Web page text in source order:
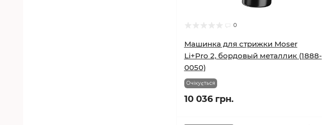
0
Машинка для стрижки Moser
Li+Pro 2, бордовый металлик (1888-
0050)
Очікується
10 036 грн.